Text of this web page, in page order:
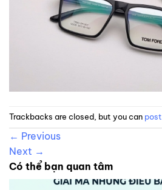
Trackbacks are closed, but you can
← Previous
Next →
Có thể bạn quan tâm